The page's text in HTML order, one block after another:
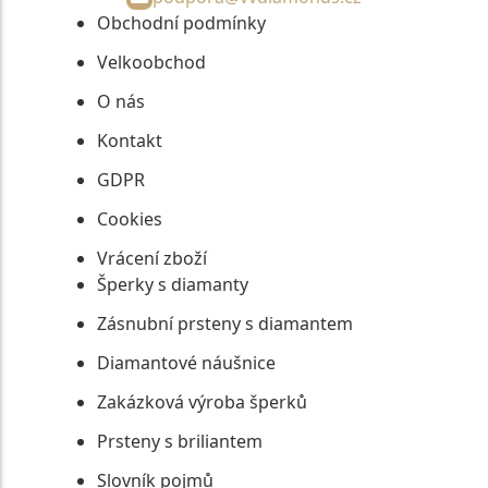
Obchodní podmínky
Velkoobchod
O nás
Kontakt
GDPR
Cookies
Vrácení zboží
Šperky s diamanty
Zásnubní prsteny s diamantem
Diamantové náušnice
Zakázková výroba šperků
Prsteny s briliantem
Slovník pojmů